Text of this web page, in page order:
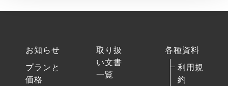
お知らせ
プランと
価格
取り扱
い文書
一覧
各種資料
利用規
約